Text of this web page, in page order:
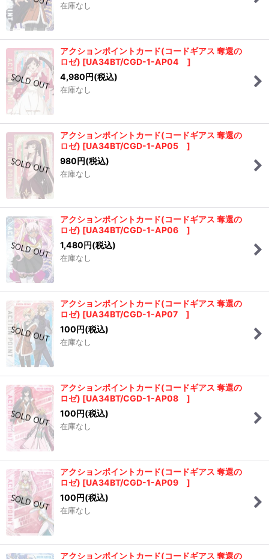
在庫なし
アクションポイントカード(コードギアス 奪還の
ロゼ) [UA34BT/CGD-1-AP04 ]
4,980円(税込)
在庫なし
アクションポイントカード(コードギアス 奪還の
ロゼ) [UA34BT/CGD-1-AP05 ]
980円(税込)
在庫なし
アクションポイントカード(コードギアス 奪還の
ロゼ) [UA34BT/CGD-1-AP06 ]
1,480円(税込)
在庫なし
アクションポイントカード(コードギアス 奪還の
ロゼ) [UA34BT/CGD-1-AP07 ]
100円(税込)
在庫なし
アクションポイントカード(コードギアス 奪還の
ロゼ) [UA34BT/CGD-1-AP08 ]
100円(税込)
在庫なし
アクションポイントカード(コードギアス 奪還の
ロゼ) [UA34BT/CGD-1-AP09 ]
100円(税込)
在庫なし
アクションポイントカード(コードギアス 奪還の